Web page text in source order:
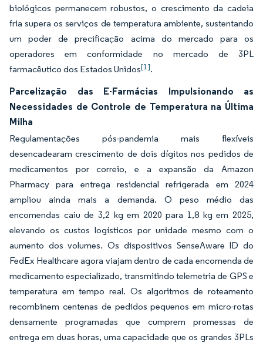
biológicos permanecem robustos, o crescimento da cadeia
fria supera os serviços de temperatura ambiente, sustentando
um poder de precificação acima do mercado para os
operadores em conformidade no mercado de 3PL
farmacêutico dos Estados Unidos[1].
Parcelização das E-Farmácias Impulsionando as
Necessidades de Controle de Temperatura na Última
Milha
Regulamentações pós-pandemia mais flexíveis
desencadearam crescimento de dois dígitos nos pedidos de
medicamentos por correio, e a expansão da Amazon
Pharmacy para entrega residencial refrigerada em 2024
ampliou ainda mais a demanda. O peso médio das
encomendas caiu de 3,2 kg em 2020 para 1,8 kg em 2025,
elevando os custos logísticos por unidade mesmo com o
aumento dos volumes. Os dispositivos SenseAware ID do
FedEx Healthcare agora viajam dentro de cada encomenda de
medicamento especializado, transmitindo telemetria de GPS e
temperatura em tempo real. Os algoritmos de roteamento
recombinem centenas de pedidos pequenos em micro-rotas
densamente programadas que cumprem promessas de
entrega em duas horas, uma capacidade que os grandes 3PLs